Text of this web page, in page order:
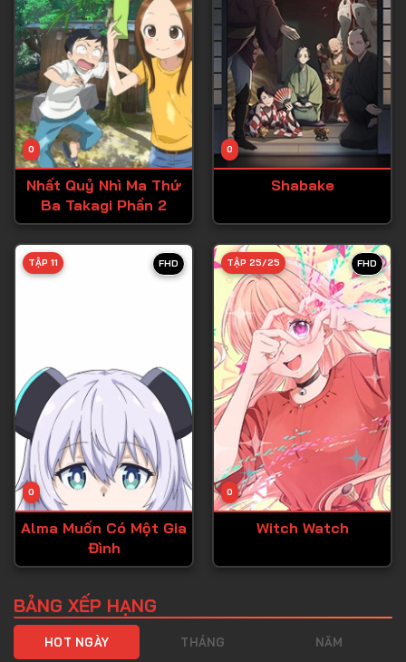
Tập 32
Tập 33
Tập 34
Tập 35
Tập 36
Tập 39
Tập 40
Tập 42
Tập 43
Tập 44
Tập 45
Tập 46
Tập 47
Tập 48
Tập 49
0
Nhất Quỷ Nhì Ma Thứ
Ba Takagi Phần 2
0
Shabake
FHD
0
TẬP 11
Alma Muốn Có Một Gia
Đình
FHD
0
TẬP 25/25
Witch Watch
BẢNG XẾP HẠNG
HOT NGÀY THÁNG NĂM